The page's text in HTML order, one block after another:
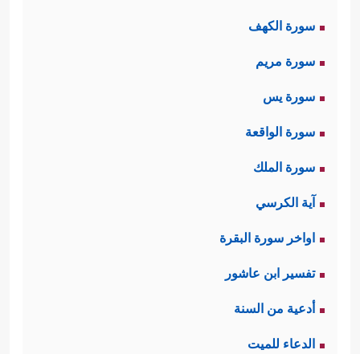
سورة الكهف
سورة مريم
سورة يس
سورة الواقعة
سورة الملك
آية الكرسي
اواخر سورة البقرة
تفسير ابن عاشور
أدعية من السنة
الدعاء للميت